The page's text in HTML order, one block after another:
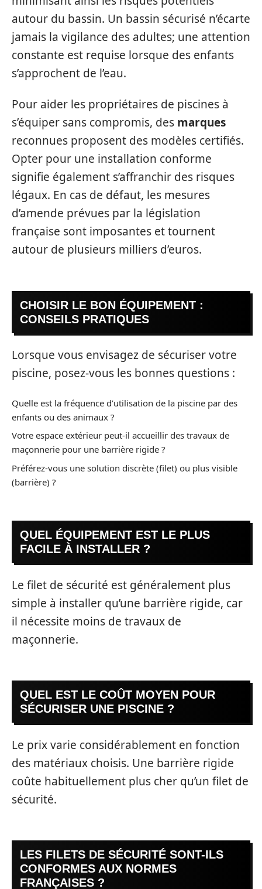
autour du bassin. Un bassin sécurisé n’écarte
jamais la vigilance des adultes; une attention
constante est requise lorsque des enfants
s’approchent de l’eau.
Pour aider les propriétaires de piscines à
s’équiper sans compromis, des marques
reconnues proposent des modèles certifiés.
Opter pour une installation conforme
signifie également s’affranchir des risques
légaux. En cas de défaut, les mesures
d’amende prévues par la législation
française sont imposantes et tournent
autour de plusieurs milliers d’euros.
CHOISIR LE BON ÉQUIPEMENT :
CONSEILS PRATIQUES
Lorsque vous envisagez de sécuriser votre
piscine, posez-vous les bonnes questions :
Quelle est la fréquence d’utilisation de la piscine par des
enfants ou des animaux ?
Votre espace extérieur peut-il accueillir des travaux de
maçonnerie pour une barrière rigide ?
Préférez-vous une solution discrète (filet) ou plus visible
(barrière) ?
QUEL ÉQUIPEMENT EST LE PLUS
FACILE À INSTALLER ?
Le filet de sécurité est généralement plus
simple à installer qu’une barrière rigide, car
il nécessite moins de travaux de
maçonnerie.
QUEL EST LE COÛT MOYEN POUR
SÉCURISER UNE PISCINE ?
Le prix varie considérablement en fonction
des matériaux choisis. Une barrière rigide
coûte habituellement plus cher qu’un filet de
sécurité.
LES FILETS DE SÉCURITÉ SONT-ILS
CONFORMES AUX NORMES
FRANÇAISES ?